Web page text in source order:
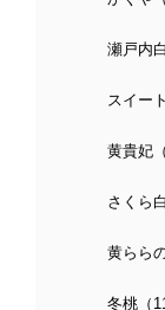
瀬戸内
スイー
黄貴妃
さくら
黄らら
冬桃（